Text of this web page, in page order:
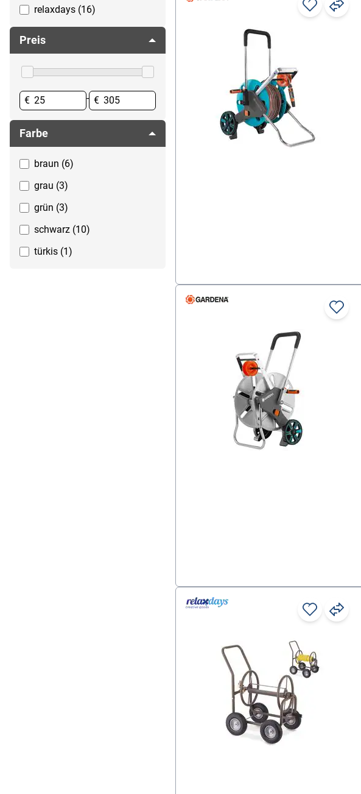
Leitern
Sägen und Zubehör
Schrauben
Strom-Verlängerungskabel
Werkzeug
Schlauchaufroller
Schlauchhalter
Schlauchverbinder
Teichzubehör
relaxdays (16)
Preis
€ - €
Farbe
braun (6)
grau (3)
grün (3)
schwarz (10)
türkis (1)